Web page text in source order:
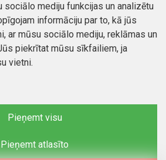
Privātuma politika
Kontakti
www.autobode.lv, Visas tiesības
sociālo mediju funkcijas un analizētu
informāciju par to, kā jūs
ar mūsu sociālo mediju, reklāmas un
piekrītat mūsu sīkfailiem, ja
vietni.
Pieņemt visu
Pieņemt atlasīto